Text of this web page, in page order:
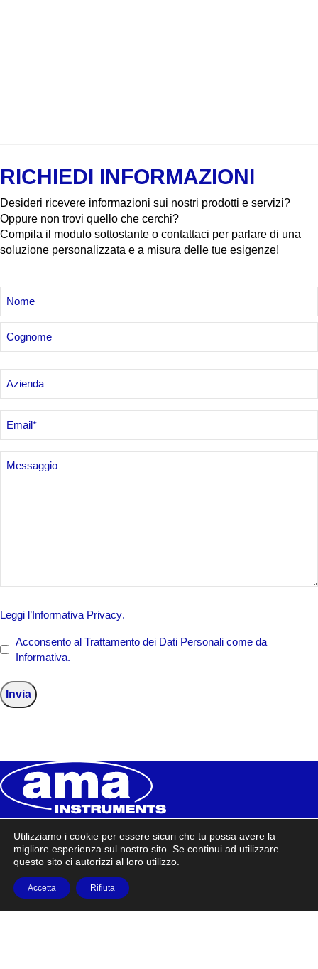
RICHIEDI INFORMAZIONI
Desideri ricevere informazioni sui nostri prodotti e servizi?
Oppure non trovi quello che cerchi?
Compila il modulo sottostante o contattaci per parlare di una
soluzione personalizzata e a misura delle tue esigenze!
COGNOME
POLICY
Leggi l’Informativa Privacy.
Acconsento al Trattamento dei Dati Personali come da
Informativa.
AMA INSTRUMENTS
Via Mascagni, 3
42018 San Martino in Rio – RE
P.IVA: 00639260355
Utilizziamo i cookie per essere sicuri che tu possa avere la
migliore esperienza sul nostro sito. Se continui ad utilizzare
questo sito ci autorizzi al loro utilizzo.
Accetta Rifiuta